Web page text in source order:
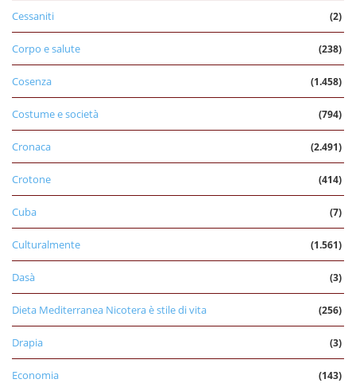
Cessaniti (2)
Corpo e salute (238)
Cosenza (1.458)
Costume e società (794)
Cronaca (2.491)
Crotone (414)
Cuba (7)
Culturalmente (1.561)
Dasà (3)
Dieta Mediterranea Nicotera è stile di vita (256)
Drapia (3)
Economia (143)